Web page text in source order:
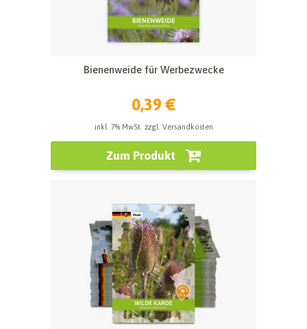
Bienenweide für Werbezwecke
0,39 €
inkl. 7% MwSt. zzgl. Versandkosten
Zum Produkt